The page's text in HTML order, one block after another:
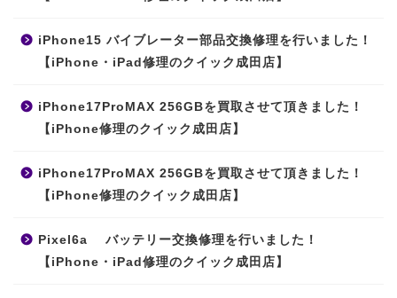
iPhone15 バイブレーター部品交換修理を行いました！
【iPhone・iPad修理のクイック成田店】
iPhone17ProMAX 256GBを買取させて頂きました！
【iPhone修理のクイック成田店】
iPhone17ProMAX 256GBを買取させて頂きました！
【iPhone修理のクイック成田店】
Pixel6a バッテリー交換修理を行いました！
【iPhone・iPad修理のクイック成田店】